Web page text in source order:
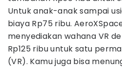
Untuk anak-anak sampai
biaya Rp75 ribu.
menyediakan wahana VR
Rp125 ribu untuk satu
(VR). Kamu juga bisa